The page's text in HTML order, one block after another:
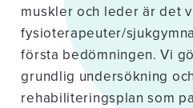
muskler och leder är det
fysioterapeuter/
första bedömningen. Vi
grundlig undersökning
rehabiliteringsplan som